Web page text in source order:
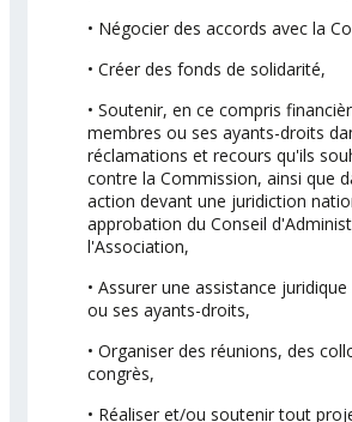
• Négocier des accords avec la
• Créer des fonds de solidarité,
• Soutenir, en ce compris
membres ou ses ayants-droits
réclamations et recours qu'ils
contre la Commission, ainsi que
action devant une juridiction
approbation du Conseil
l'Association,
• Assurer une assistance
ou ses ayants-droits,
• Organiser des réunions, des
congrès,
• Réaliser et/ou soutenir tout